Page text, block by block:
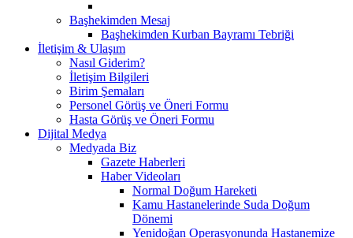
Başhekimden Mesaj
Başhekimden Kurban Bayramı Tebriği
İletişim & Ulaşım
Nasıl Giderim?
İletişim Bilgileri
Birim Şemaları
Personel Görüş ve Öneri Formu
Hasta Görüş ve Öneri Formu
Dijital Medya
Medyada Biz
Gazete Haberleri
Haber Videoları
Normal Doğum Hareketi
Kamu Hastanelerinde Suda Doğum
Dönemi
Yenidoğan Operasyonunda Hastanemize